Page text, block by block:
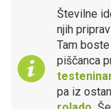
Številne
njih
Tam
piščanca
pa iz